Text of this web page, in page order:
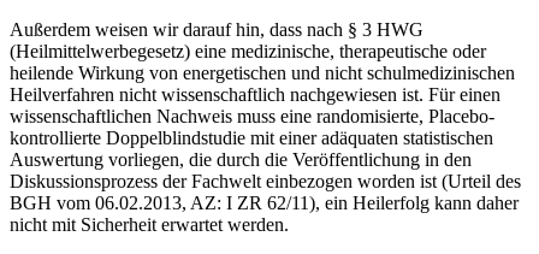
Außerdem weisen wir darauf hin, dass nach § 3 HWG
(Heilmittelwerbegesetz) eine medizinische, therapeutische oder
heilende Wirkung von energetischen und nicht schulmedizinischen
Heilverfahren nicht wissenschaftlich nachgewiesen ist. Für einen
wissenschaftlichen Nachweis muss eine randomisierte, Placebo-
kontrollierte Doppelblindstudie mit einer adäquaten statistischen
Auswertung vorliegen, die durch die Veröffentlichung in den
Diskussionsprozess der Fachwelt einbezogen worden ist (Urteil des
BGH vom 06.02.2013, AZ: I ZR 62/11), ein Heilerfolg kann daher
nicht mit Sicherheit erwartet werden.